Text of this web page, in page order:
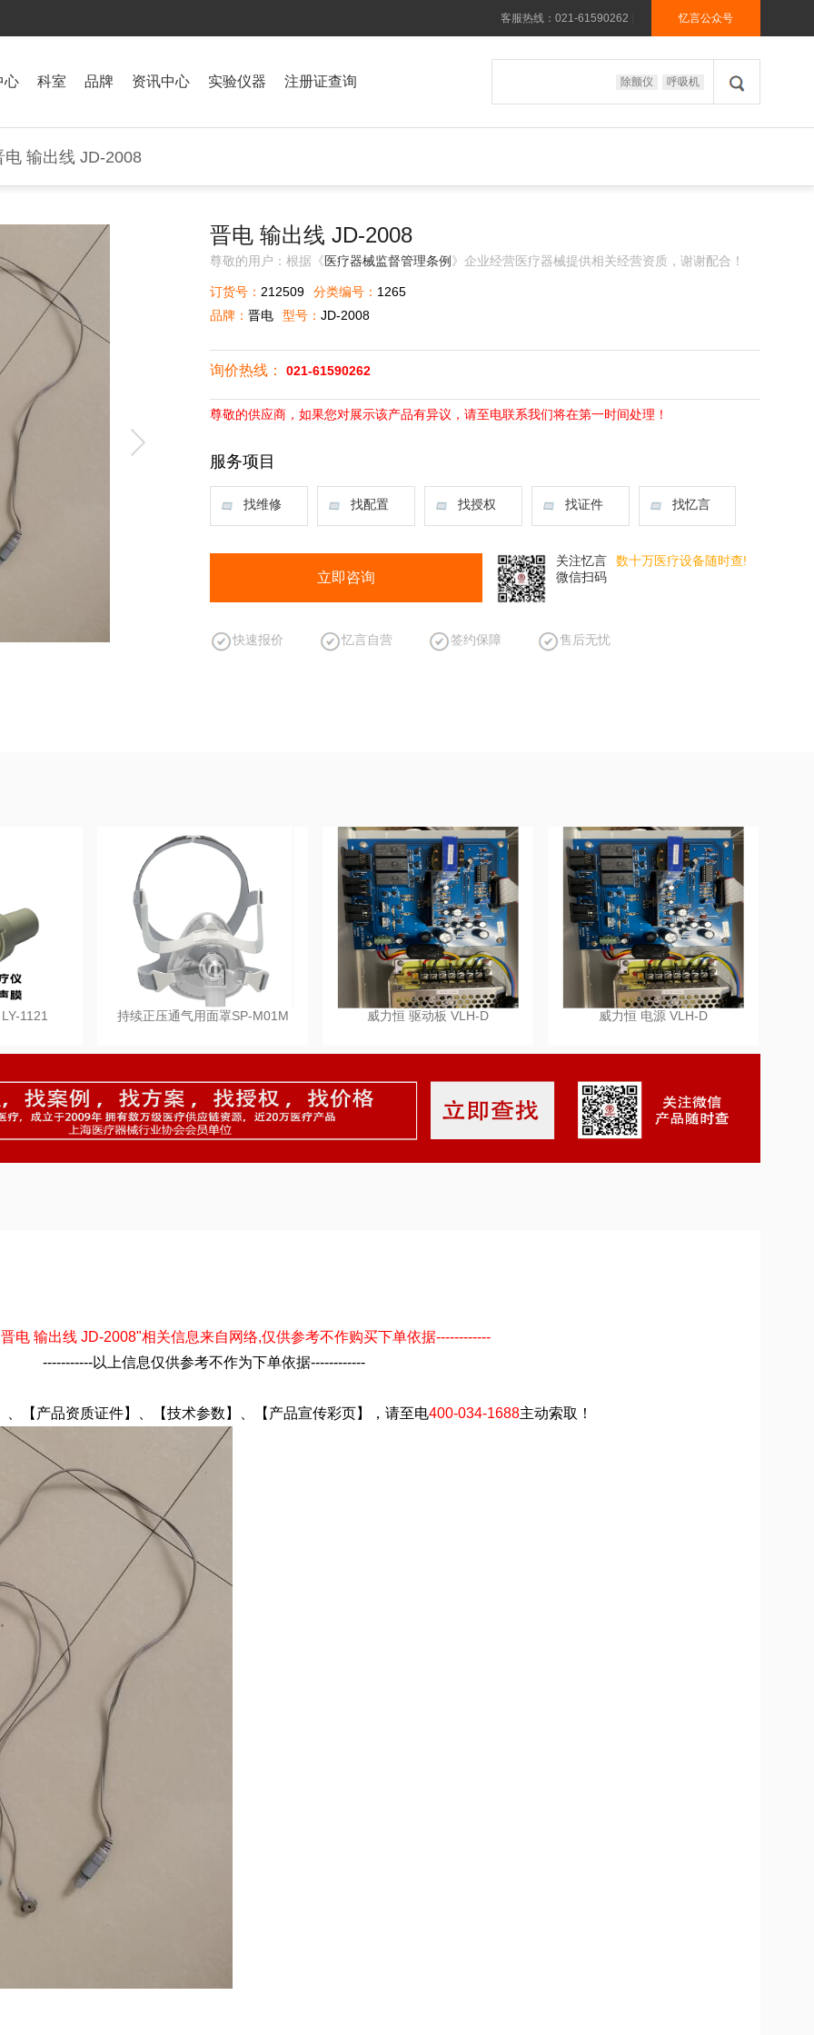
客服热线：021-61590262 忆言公众号
心 科室 品牌 资讯中心 实验仪器 注册证查询 除颤仪 呼吸机
输出线 JD-2008
晋电 输出线 JD-2008
尊敬的用户：根据《医疗器械监督管理条例 》企业经营医疗器械提供相关经营资质，谢谢配合！
订货号： 212509 分类编号： 1265
品牌： 晋电 型号： JD-2008
询价热线： 021-61590262
尊敬的供应商，如果您对展示该产品有异议，请至电联系我们将在第一时间处理！
服务项目
找维修 找配置 找授权 找证件 找忆言
立即咨询
关注忆言
微信扫码
数十万医疗设备随时查!
快速报价 忆言自营 签约保障 售后无忧
1121 持续正压通气用面罩SP-M01M 威力恒 驱动板 VLH-D 威力恒 电源 VLH-D
电 输出线 JD-2008"相关信息来自网络,仅供参考不作购买下单依据------------
-----------以上信息仅供参考不作为下单依据------------
【产品资质证件】、【技术参数】、【产品宣传彩页】，请至电400-034-1688主动索取！